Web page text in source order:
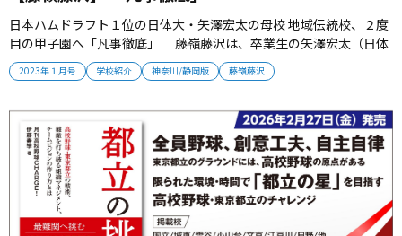
2023年１月号 学校紹介 神奈川/静岡版 藤嶺藤沢
日本ハムドラフト１位の日体大・矢澤宏太の母校 地域伝統校、２度
目の甲子園へ「凡事徹底」 藤嶺藤沢は、卒業生の矢澤宏太（日体
大）が2022年秋に日本ハムドラフト１位を受けたことで活気付く。
選手たちは吉報を力に変えて２度目の甲子園を目指す。 ■野球場に
の選...